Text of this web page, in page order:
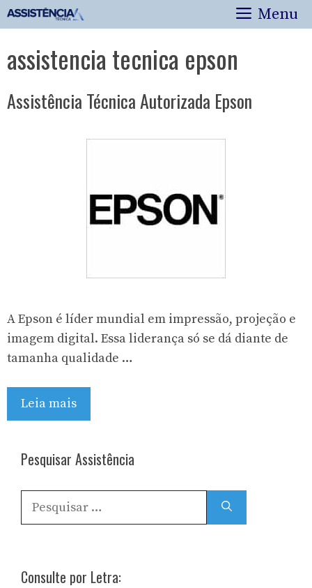
Pular
para
conteúdo
Menu
assistencia tecnica epson
Assistência Técnica Autorizada Epson
A Epson é líder mundial em impressão, projeção e
imagem digital. Essa liderança só se dá diante de
tamanha qualidade …
Leia mais
Pesquisar Assistência
Pesquisar
por:
Consulte por Letra: